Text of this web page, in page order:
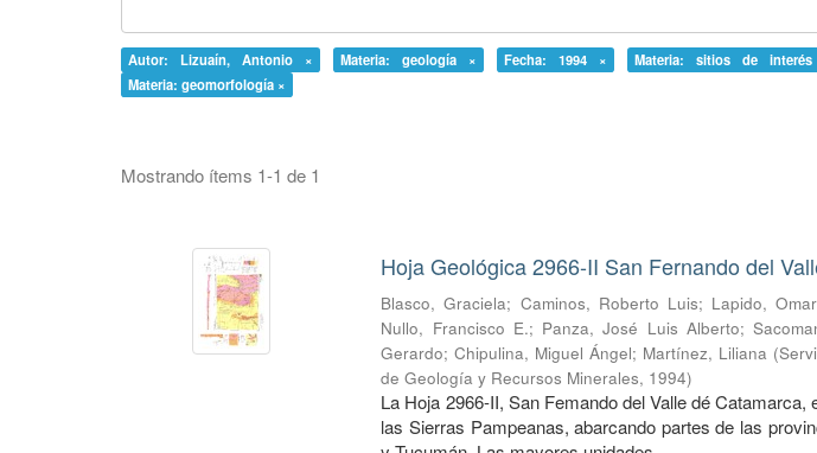
Autor: Lizuaín, Antonio × Materia: geología × Fecha: 1994 × Materia: sitios de
Materia: geomorfología ×
Mostrando ítems 1-1 de 1
Hoja Geológica 2966-II San Fernando del
Blasco, Graciela; Caminos, Roberto Luis; Lapido,
Nullo, Francisco E.; Panza, José Luis Alberto;
Gerardo;Chipulina, Miguel Ángel; Martínez, Liliana (
de Geología y Recursos Minerales, 1994)
La Hoja 2966-II, San Femando del Valle dé
las Sierras Pampeanas, abarcando partes de las